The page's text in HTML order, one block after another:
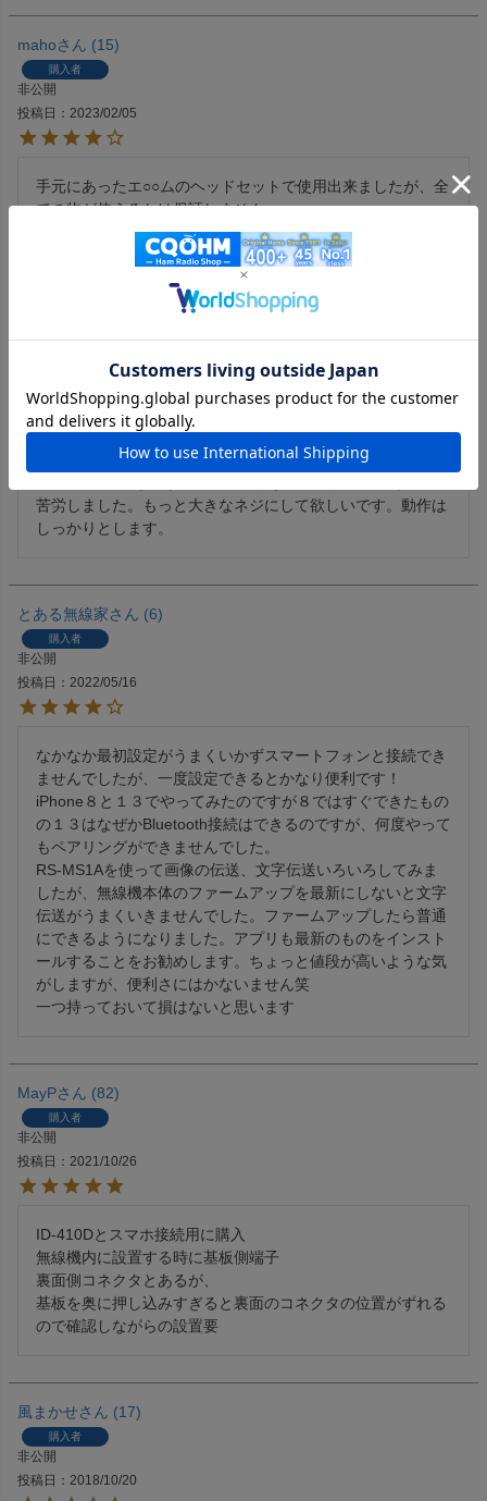
maho 15
購入者
非公開
投稿日
2023/02/05
手元にあったエ○○ムのヘッドセットで使用出来ましたが、全
ての物が使えるかは保証しません。
静岡県 60代 男性
2022/06/10
新製品でBluetoothユニット内蔵の機種を待っていましたが出
そうもないのでID4100と共に購入しました。挿入時にID-
苦労しました。もっと大きなネジにして欲しいです。動作は
しっかりとします。
とある無線家 6
購入者
非公開
投稿日
2022/05/16
なかなか最初設定がうまくいかずスマートフォンと接続でき
ませんでしたが、一度設定できるとかなり便利です！
iPhone８と１３でやってみたのですが８ではすぐできたもの
の１３はなぜかBluetooth接続はできるのですが、何度やって
もペアリングができませんでした。
RS-MS1Aを使って画像の伝送、文字伝送いろいろしてみま
したが、無線機本体のファームアップを最新にしないと文字
伝送がうまくいきませんでした。ファームアップしたら普通
にできるようになりました。アプリも最新のものをインスト
ールすることをお勧めします。ちょっと値段が高いような気
がしますが、便利さにはかないません笑
一つ持っておいて損はないと思います
MayP 82
購入者
非公開
投稿日
2021/10/26
ID-410Dとスマホ接続用に購入
無線機内に設置する時に基板側端子
裏面側コネクタとあるが、
基板を奥に押し込みすぎると裏面のコネクタの位置がずれる
ので確認しながらの設置要
風まかせ 17
購入者
非公開
投稿日
2018/10/20